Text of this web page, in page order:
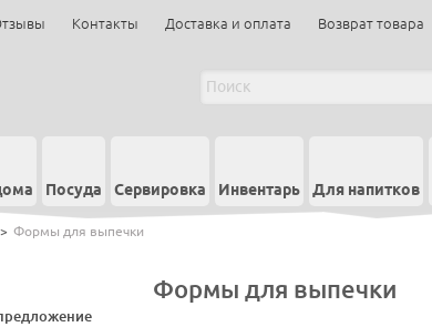
Контакты Доставка и оплата Возврат товара
Посуда Сервировка Инвентарь Для напитков
> Формы для выпечки
Формы для выпечки